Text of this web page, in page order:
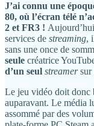
J’ai connu une
80, où l’écran télé
2 et FR3 !
services de streaming,
sans une once de
seule créatrice
d’un seul streamersur
Le jeu vidéo doit donc
auparavant. Le média
assommé par des